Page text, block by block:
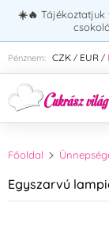
☀️🔥
Pénznem: CZK / EUR /
Adja meg a
Főoldal
Egyszarvú